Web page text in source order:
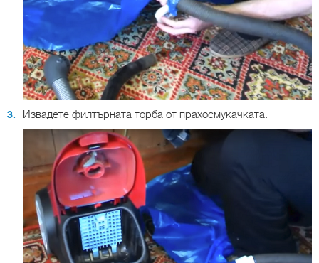
Извадете филтърната торба от прахосмукачката.